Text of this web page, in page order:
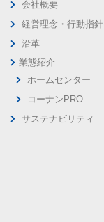
会社概要
経営理念・行動指針
沿革
業態紹介
ホームセンター
コーナンPRO
サステナビリティ